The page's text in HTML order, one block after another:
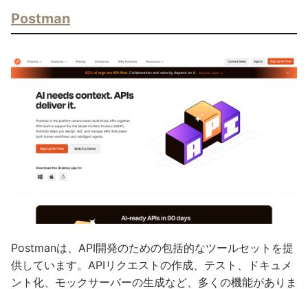
Postman
Postmanは、API開発のための包括的なツールセットを提
供しています。APIリクエストの作成、テスト、ドキュメ
ント化、モックサーバーの生成など、多くの機能がありま